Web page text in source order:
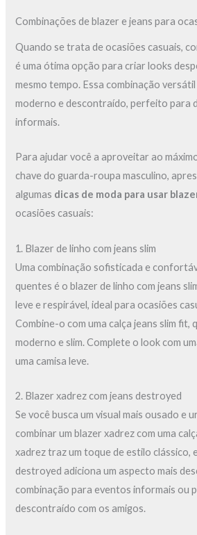
Combinações de blazer e jeans para
Quando se trata de ocasiões casuais,
é uma ótima opção para criar looks
mesmo tempo. Essa combinação
moderno e descontraído, perfeito para
informais.
Para ajudar você a aproveitar ao
chave do guarda-roupa masculino,
algumas dicas de moda para usar
ocasiões casuais:
1. Blazer de linho com jeans slim
Uma combinação sofisticada e
quentes é o blazer de linho com jeans
leve e respirável, ideal para ocasiões
Combine-o com uma calça jeans slim fit,
moderno e slim. Complete o look com
uma camisa leve.
2. Blazer xadrez com jeans destroyed
Se você busca um visual mais ousado e
combinar um blazer xadrez com uma
xadrez traz um toque de estilo clássico,
destroyed adiciona um aspecto mais
combinação para eventos informais ou
descontraído com os amigos.